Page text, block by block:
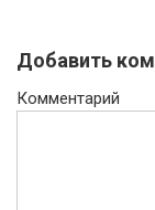
Добавить
Комментарий